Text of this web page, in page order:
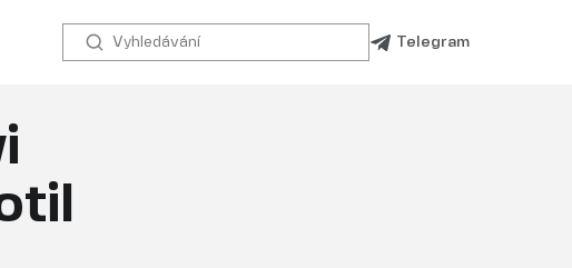
Telegram